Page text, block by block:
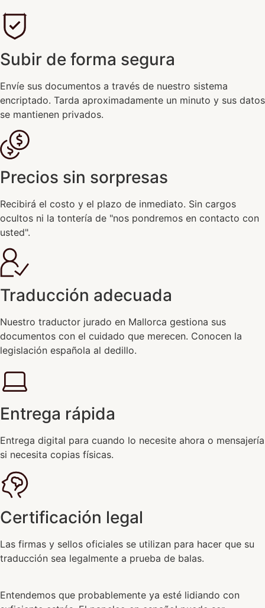
Subir de forma segura
Envíe sus documentos a través de nuestro sistema
encriptado. Tarda aproximadamente un minuto y sus datos
se mantienen privados.
Precios sin sorpresas
Recibirá el costo y el plazo de inmediato. Sin cargos
ocultos ni la tontería de "nos pondremos en contacto con
usted".
Traducción adecuada
Nuestro traductor jurado en Mallorca gestiona sus
documentos con el cuidado que merecen. Conocen la
legislación española al dedillo.
Entrega rápida
Entrega digital para cuando lo necesite ahora o mensajería
si necesita copias físicas.
Certificación legal
Las firmas y sellos oficiales se utilizan para hacer que su
traducción sea legalmente a prueba de balas.
Entendemos que probablemente ya esté lidiando con